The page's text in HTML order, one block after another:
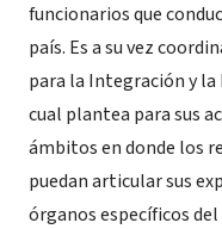
funcionarios que
país. Es a su vez
para la Integración y la
cual plantea para sus
ámbitos en donde los
puedan articular sus
órganos específicos del